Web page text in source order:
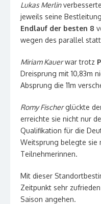
Lukas Merlin
jeweils seine
Endlauf der besten 8
wegen des parallel
Miriam Kauerwar trotz
Dreisprung mit 10,83m
Absprung die 11m
Romy Fischerglückte der
erreichte sie nicht nur
Qualifikation für die
Weitsprung belegte sie
Teilnehmerinnen.
Mit dieser
Zeitpunkt sehr
Saison angehen.